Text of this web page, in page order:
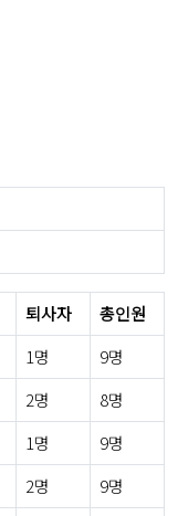
퇴사자
총인원
1명
9명
2명
8명
1명
9명
2명
9명